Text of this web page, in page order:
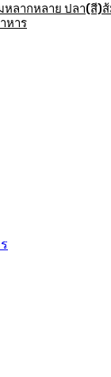
หลากหลาย ปลา(สี)
หาร